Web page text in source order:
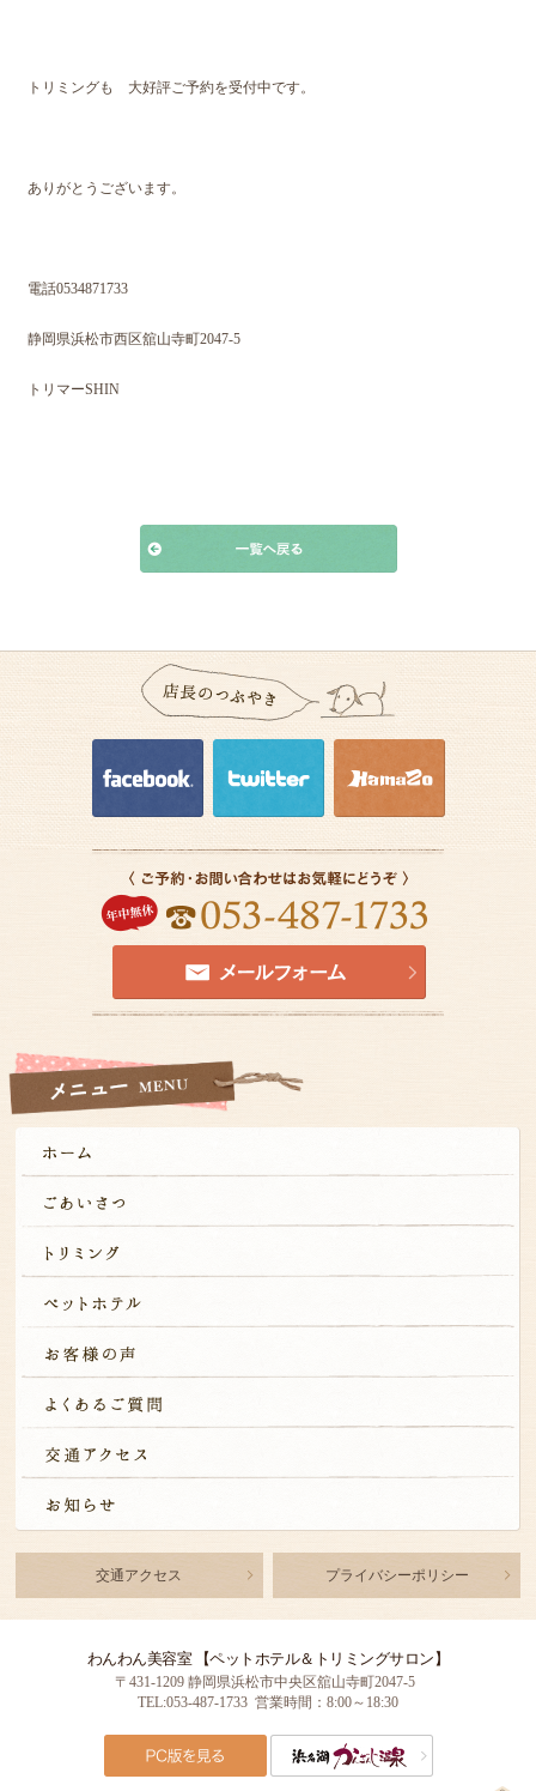
トリミングも 大好評ご予約を受付中です。
ありがとうございます。
電話0534871733
静岡県浜松市西区舘山寺町2047-5
トリマーSHIN
交通アクセス プライバシーポリシー
わんわん美容室 【ペットホテル＆トリミングサロン】
〒431-1209 静岡県浜松市中央区舘山寺町2047-5
TEL:053-487-1733 営業時間：8:00～18:30